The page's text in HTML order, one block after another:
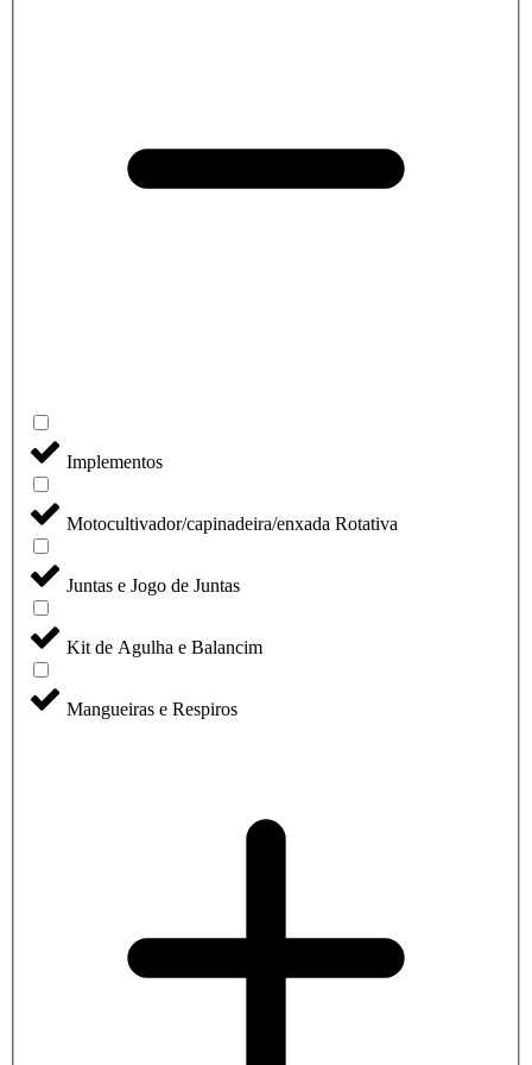
Implementos
Motocultivador/capinadeira/enxada Rotativa
Juntas e Jogo de Juntas
Kit de Agulha e Balancim
Mangueiras e Respiros